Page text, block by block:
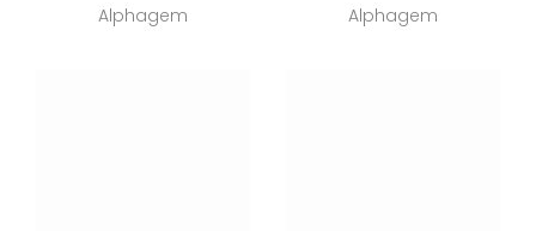
Alphagem Alphagem